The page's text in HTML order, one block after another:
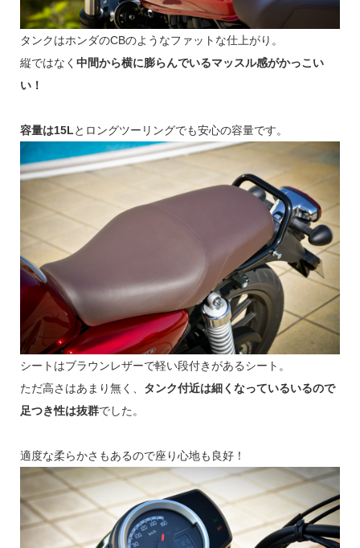
タンクはホンダのCBのようなファットな仕上がり。
縦ではなく 中間から横に膨らんでいるマッスル感がかっこい
い！
容量は15Lとロングツーリングでも安心の容量です。
シートはブラウンレザーで軽い段付きがあるシート。
ただ高さはあまり無く、 タンク付近は細くなっているいるので
足つき性は抜群でした。
適度な柔らかさもあるので座り心地も良好！